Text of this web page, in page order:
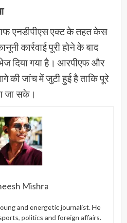
एनडीपीएस एक्ट के तहत केस
कार्रवाई पूरी होने के बाद
दिया गया है। आरपीएफ और
की जांच में जुटी हुई है ताकि पूरे
जा सके।
Mishra
and energetic journalist. He
politics and foreign affairs.